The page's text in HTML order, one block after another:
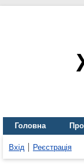
Головна
Вхід Реєстрація